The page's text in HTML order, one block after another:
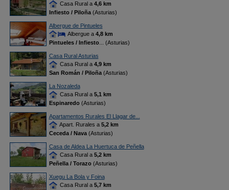
Casa Rural a 4,6 km
Infiesto / Piloña(Asturias)
Albergue de Pintueles
Albergue a 4,8 km
Pintueles / Infiesto... (Asturias)
Casa Rural Asturias
Casa Rural a 4,9 km
San Román / Piloña(Asturias)
La Nozaleda
Casa Rural a 5,1 km
Espinaredo(Asturias)
Apartamentos Rurales El Llagar de...
Apart. Rurales a 5,2 km
Ceceda / Nava(Asturias)
Casa de Aldea La Huertuca de Peñella
Casa Rural a 5,2 km
Peñella / Torazo(Asturias)
Xuegu La Bola y Foina
Casa Rural a 5,7 km